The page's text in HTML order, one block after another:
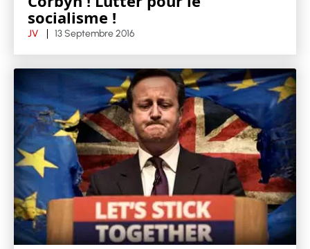
socialisme !
JV 13 Septembre 2016